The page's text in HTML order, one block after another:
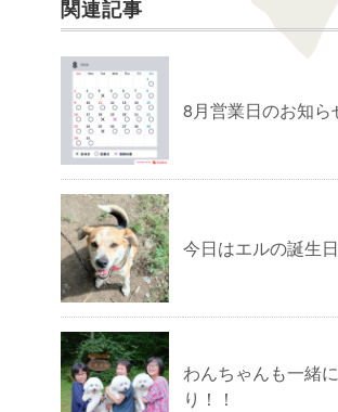
関連記事
8月営業日のお知ら
今日はエルの誕生
わんちゃんも一緒
り！！